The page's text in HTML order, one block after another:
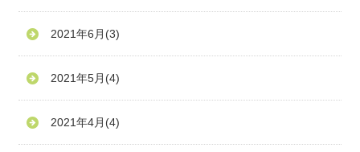
2021年6月 (3)
2021年5月 (4)
2021年4月 (4)